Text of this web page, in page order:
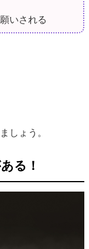
いされる
しょう。
る！